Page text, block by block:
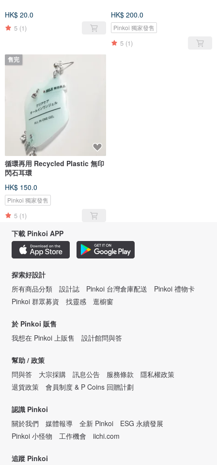
HK$ 20.0
5 (1)
HK$ 200.0
Pinkoi 獨家發售
5 (1)
售完
循環再用 Recycled Plastic 無印
閃石耳環
HK$ 150.0
Pinkoi 獨家發售
5 (1)
下載 Pinkoi APP
探索好設計
所有商品分類
設計誌 Pinkoi 台灣倉庫配送
Pinkoi 禮物卡
Pinkoi 群眾募資
找靈感 逛櫥窗
於 Pinkoi 販售
我想在 Pinkoi 上販售
設計館問與答
幫助 / 政策
問與答
大宗採購 訊息公告 服務條款
隱私權政策
退貨政策
會員制度 & P Coins 回贈計劃
認識 Pinkoi
關於我們
媒體報導 全新 Pinkoi
ESG 永續發展
Pinkoi 小怪物
工作機會 iichi.com
追蹤 Pinkoi